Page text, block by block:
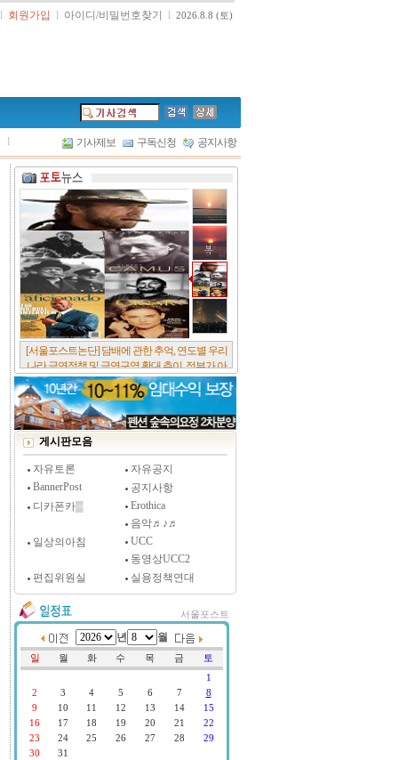
l 회원가입 l 아이디/비밀번호찾기 l 2026.8.8 (토)
l 기사제보 구독신청 공지사항
[서울포스트논단] 담배에 관한 추억, 연도별 우리
나라 금연정책 및 금연구역 확대 추이, 정부가 아
무리 더 해롭다고 사기를 쳐대도 피워 본 사람은
다 안다, 전자담배시장은 10년새 폭발적 증가세..
[시사저널 인터뷰] 윤방부 연세대 의대 명예교수,
"골초에게 전자담배를 허하라"
게시판모음
자유토론
자유공지
BannerPost
공지사항
디카폰카▒
Erothica
음악♬♪♬
일상의아침
UCC
동영상UCC2
편집위원실
실용정책연대
서울포스트